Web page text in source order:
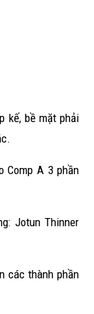
kế, bề mặt phải
Comp A 3 phần
Jotun Thinner
các thành phần